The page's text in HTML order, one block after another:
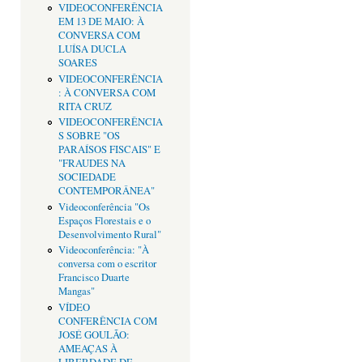
VIDEOCONFERÊNCIA
EM 13 DE MAIO: À
CONVERSA COM
LUÍSA DUCLA
SOARES
VIDEOCONFERÊNCIA
: À CONVERSA COM
RITA CRUZ
VIDEOCONFERÊNCIA
S SOBRE "OS
PARAÍSOS FISCAIS" E
"FRAUDES NA
SOCIEDADE
CONTEMPORÂNEA"
Videoconferência "Os
Espaços Florestais e o
Desenvolvimento Rural"
Videoconferência: "À
conversa com o escritor
Francisco Duarte
Mangas"
VÍDEO
CONFERÊNCIA COM
JOSÉ GOULÃO:
AMEAÇAS À